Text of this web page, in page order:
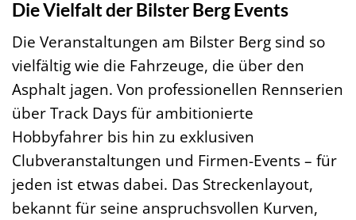
Die Vielfalt der Bilster Berg Events
Die Veranstaltungen am Bilster Berg sind so
vielfältig wie die Fahrzeuge, die über den
Asphalt jagen. Von professionellen Rennserien
über Track Days für ambitionierte
Hobbyfahrer bis hin zu exklusiven
Clubveranstaltungen und Firmen-Events – für
jeden ist etwas dabei. Das Streckenlayout,
bekannt für seine anspruchsvollen Kurven,